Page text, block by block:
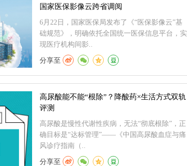
国家医保影像云跨省调阅
6月22日，国家医保局发布了《“医保影像云”基
础规范》，明确依托全国统一医保信息平台，实
现医疗机构间影..
分享至
高尿酸能不能“根除”？降酸药×生活方式双轨
评测
高尿酸是慢性代谢性疾病，无法“彻底根除”，正
确目标是“达标管理”——《中国高尿酸血症与痛
风诊疗指南（..
分享至